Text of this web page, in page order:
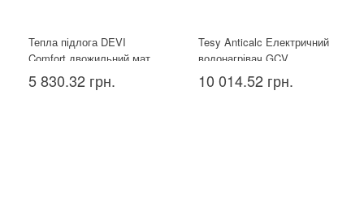
Тепла підлога DEVI
Comfort двожильний мат
150T 1.5 м²
5 830.32 грн.
Tesy Anticalc Електричний
водонагрівач GCV
1004424D B14 TBR, 100л
10 014.52 грн.